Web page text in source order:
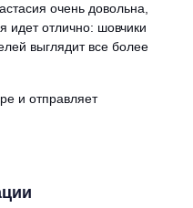
очень довольна,
идет отлично: шовчики
выглядит все более
и отправляет